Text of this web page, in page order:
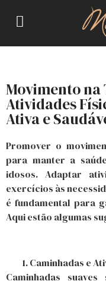
Movimento
Atividades
Ativa e
Promover o
para manter a
idosos. Adaptar
exercícios às
é fundamental para
Aqui estão algumas
Caminhadas e
Caminhadas